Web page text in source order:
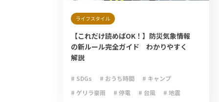
ライフスタイル
【これだけ読めばOK！】防災気象情報
の新ルール完全ガイド わかりやすく
解説
# SDGs # おうち時間
# キャンプ
# ゲリラ豪雨
# 停電 # 台風
# 地震